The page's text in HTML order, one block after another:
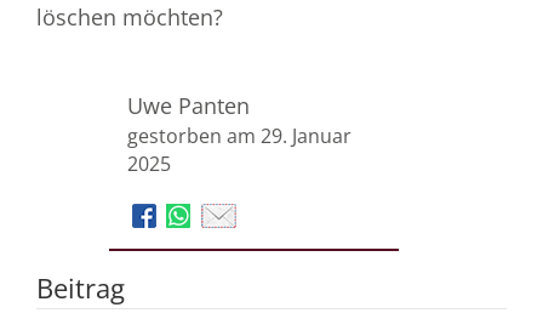
löschen möchten?
Uwe Panten
gestorben am 29. Januar
2025
Beitrag